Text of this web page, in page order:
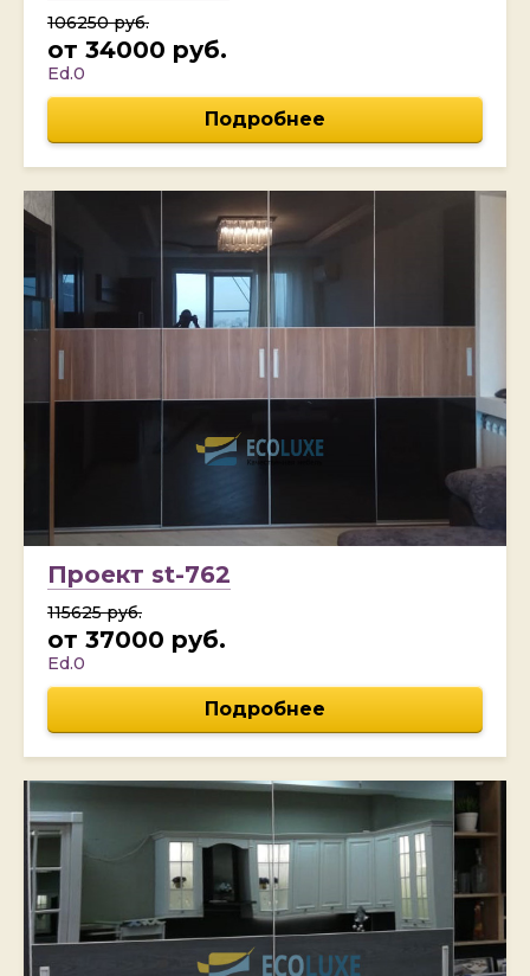
106250 руб.
от 34000 руб.
Ed.0
Подробнее
Проект st-762
115625 руб.
от 37000 руб.
Ed.0
Подробнее